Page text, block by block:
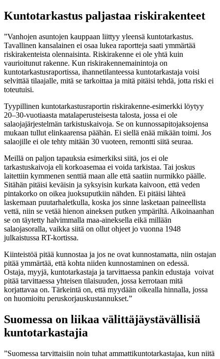
Kuntotarkastus paljastaa riskirakenteet
”Vanhojen asuntojen kauppaan liittyy yleensä kuntotarkastus.
Tavallinen kansalainen ei osaa lukea raportteja saati ymmärtää
riskirakenteista olennaisinta. Riskirakenne ei ole yhtä kuin
vaurioitunut rakenne. Kun riskirakennemainintoja on
kuntotarkastusraportissa, ihannetilanteessa kuntotarkastaja voisi
selvittää tilaajalle, mitä se tarkoittaa ja mitä pitäisi tehdä, jotta riski ei
toteutuisi.
Tyypillinen kuntotarkastusraportin riskirakenne-esimerkki löytyy
20–30-vuotiaasta matalaperusteisesta talosta, jossa ei ole
salaojajärjestelmän tarkistuskaivoja. Se on kunnossapitojaksojensa
mukaan tullut elinkaarensa päähän. Ei siellä enää mikään toimi. Jos
salaojille ei ole tehty mitään 30 vuoteen, remontti siitä seuraa.
Meillä on paljon tapauksia esimerkiksi siitä, jos ei ole
tarkastuskaivoja eli korkoasemaa ei voida tarkistaa. Tai joskus
laitettiin kymmenen senttiä maan alle että saatiin nurmikko päälle.
Sitähän pitäisi keväisin ja syksyisin kurkata kaivoon, että veden
pintakorko on oikea juoksuputkiin nähden. Ei pitäisi lähteä
laskemaan puutarhaletkulla, koska jos sinne lasketaan paineellista
vettä, niin se vetää hienon aineksen putken ympäriltä. Aikoinaanhan
se on täytetty halvimmalla maa-aineksella eikä millään
salaojasoralla, vaikka siitä on ollut ohjeet jo vuonna 1948
julkaistussa RT-kortissa.
Kiinteistöä pitää kunnostaa ja jos ne ovat kunnostamatta, niin ostajan
pitää ymmärtää, että kohta niiden kunnostaminen on edessä.
Ostaja, myyjä, kuntotarkastaja ja tarvittaessa pankin edustaja voivat
pitää tarvittaessa yhteisen tilaisuuden, jossa kerrotaan mitä
korjattavaa on. Tärkeintä on, että myydään oikealla hinnalla, jossa
on huomioitu peruskorjauskustannukset.”
Suomessa on liikaa välittäjäystävällisiä
kuntotarkastajia
”Suomessa tarvittaisiin noin tuhat ammattikuntotarkastajaa, kun niitä